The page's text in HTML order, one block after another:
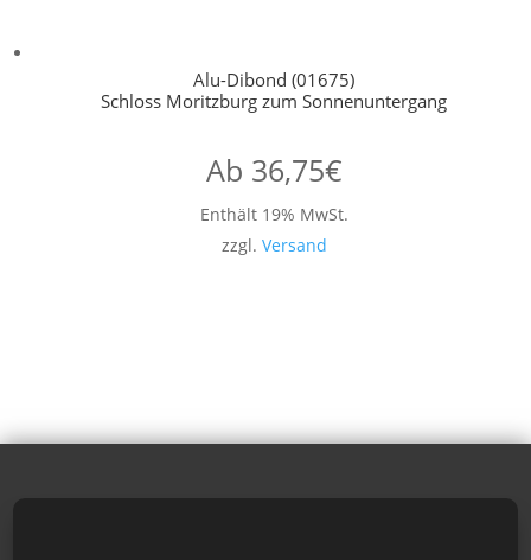
Alu-Dibond (01675)
Schloss Moritzburg zum Sonnenuntergang
Ab 36,75€
Enthält 19% MwSt.
zzgl. Versand